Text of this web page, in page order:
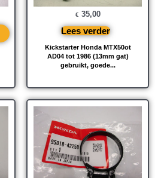
Kickstarter Honda MTX50ot
AD04 tot 1986 (13mm gat)
gebruikt, goede...
€ 35,00
Lees verder